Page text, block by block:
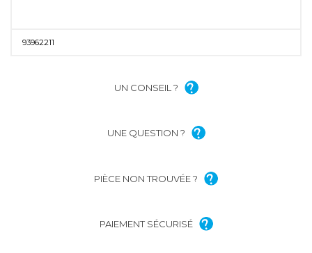
93962211
UN CONSEIL ?
UNE QUESTION ?
PIÈCE NON TROUVÉE ?
PAIEMENT SÉCURISÉ